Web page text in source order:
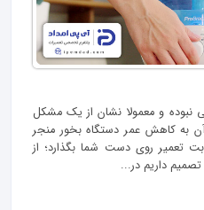
نبوده و معمولا نشان از یک مشکل
به کاهش عمر دستگاه بخور منجر
تعمیر روی دست شما بگذارد؛ از
تصمیم داریم در...